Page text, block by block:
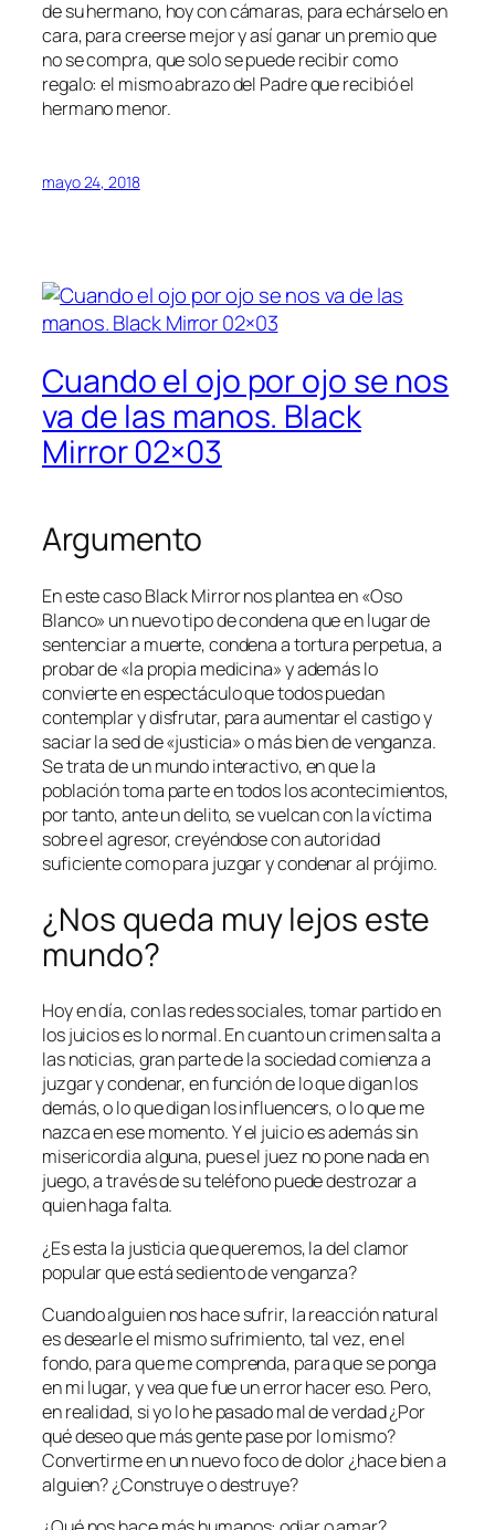
de su hermano, hoy con cámaras, para echárselo en
cara, para creerse mejor y así ganar un premio que
no se compra, que solo se puede recibir como
regalo: el mismo abrazo del Padre que recibió el
hermano menor.
mayo 24, 2018
Cuando el ojo por ojo se nos
va de las manos. Black
Mirror 02×03
Argumento
En este caso Black Mirror nos plantea en «Oso
Blanco» un nuevo tipo de condena que en lugar de
sentenciar a muerte, condena a tortura perpetua, a
probar de «la propia medicina» y además lo
convierte en espectáculo que todos puedan
contemplar y disfrutar, para aumentar el castigo y
saciar la sed de «justicia» o más bien de venganza.
Se trata de un mundo interactivo, en que la
población toma parte en todos los acontecimientos,
por tanto, ante un delito, se vuelcan con la víctima
sobre el agresor, creyéndose con autoridad
suficiente como para juzgar y condenar al prójimo.
¿Nos queda muy lejos este
mundo?
Hoy en día, con las redes sociales, tomar partido en
los juicios es lo normal. En cuanto un crimen salta a
las noticias, gran parte de la sociedad comienza a
juzgar y condenar, en función de lo que digan los
demás, o lo que digan los influencers, o lo que me
nazca en ese momento. Y el juicio es además sin
misericordia alguna, pues el juez no pone nada en
juego, a través de su teléfono puede destrozar a
quien haga falta.
¿Es esta la justicia que queremos, la del clamor
popular que está sediento de venganza?
Cuando alguien nos hace sufrir, la reacción natural
es desearle el mismo sufrimiento, tal vez, en el
fondo, para que me comprenda, para que se ponga
en mi lugar, y vea que fue un error hacer eso. Pero,
en realidad, si yo lo he pasado mal de verdad ¿Por
qué deseo que más gente pase por lo mismo?
Convertirme en un nuevo foco de dolor ¿hace bien a
alguien? ¿Construye o destruye?